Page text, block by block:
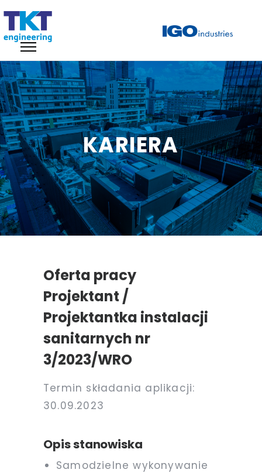
KARIERA
Oferta pracy
Projektant /
Projektantka instalacji
sanitarnych nr
3/2023/WRO
Termin składania aplikacji:
30.09.2023
Opis stanowiska
Samodzielne wykonywanie